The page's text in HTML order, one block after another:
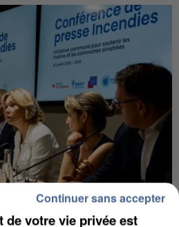
de votre vie privée est
Continuer sans accepter